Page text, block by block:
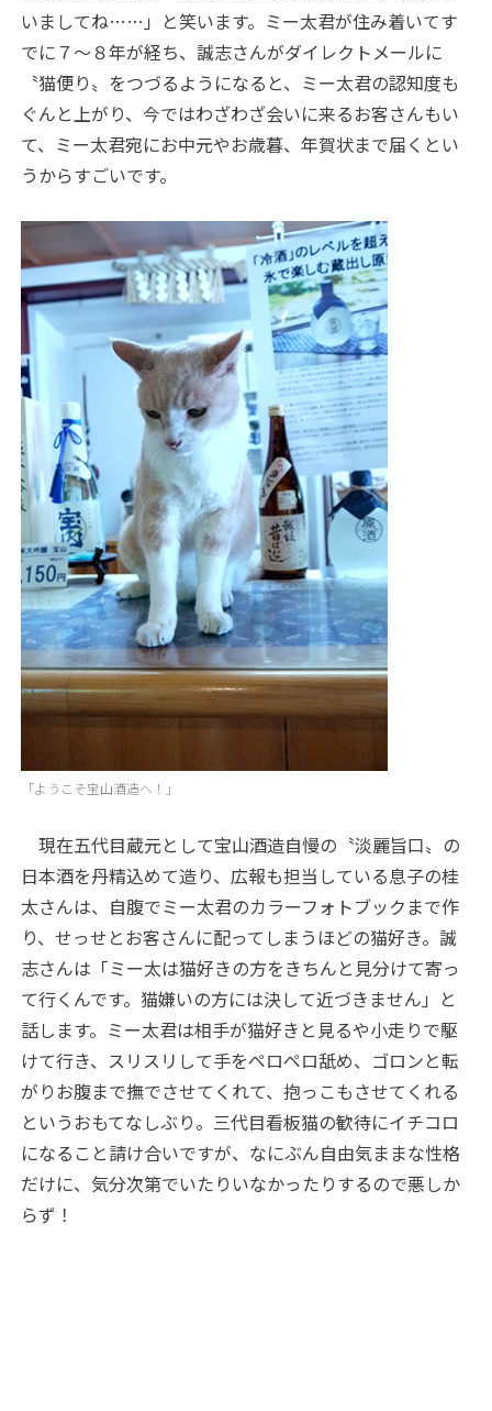
いましてね……」と笑います。ミー太君が住み着いてす
でに７～８年が経ち、誠志さんがダイレクトメールに
〝猫便り〟をつづるようになると、ミー太君の認知度も
ぐんと上がり、今ではわざわざ会いに来るお客さんもい
て、ミー太君宛にお中元やお歳暮、年賀状まで届くとい
うからすごいです。
「ようこそ宝山酒造へ！」
現在五代目蔵元として宝山酒造自慢の〝淡麗旨口〟の
日本酒を丹精込めて造り、広報も担当している息子の桂
太さんは、自腹でミー太君のカラーフォトブックまで作
り、せっせとお客さんに配ってしまうほどの猫好き。誠
志さんは「ミー太は猫好きの方をきちんと見分けて寄っ
て行くんです。猫嫌いの方には決して近づきません」と
話します。ミー太君は相手が猫好きと見るや小走りで駆
けて行き、スリスリして手をペロペロ舐め、ゴロンと転
がりお腹まで撫でさせてくれて、抱っこもさせてくれる
というおもてなしぶり。三代目看板猫の歓待にイチコロ
になること請け合いですが、なにぶん自由気ままな性格
だけに、気分次第でいたりいなかったりするので悪しか
らず！